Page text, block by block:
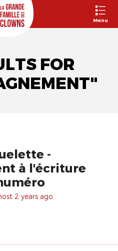
Menu
FOR
-
à l'écriture
2 years ago.